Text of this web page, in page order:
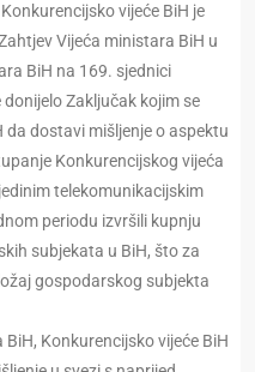
vijeće BiH je
Vijeća ministara BiH u
BiH na 169. sjednici
Zaključak kojim se
dostavi mišljenje o aspektu
Konkurencijskog vijeća
telekomunikacijskim
periodu izvršili kupnju
subjekata u BiH, što za
gospodarskog subjekta
Konkurencijsko vijeće BiH